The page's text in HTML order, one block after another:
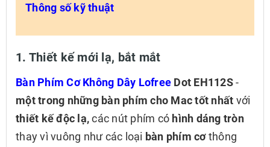
Thông số kỹ thuật
1. Thiết kế mới lạ, bắt mắt
Bàn Phím Cơ Không Dây Lofree Dot EH112S-
một trong những bàn phím cho Mac tốt nhất với
thiết kế độc lạ,các nút phím có hình dáng tròn
thay vì vuông như các loại bàn phím cơthông